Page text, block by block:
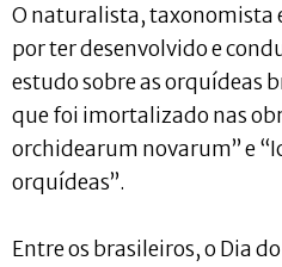
O naturalista, taxonomista
por ter desenvolvido e
estudo sobre as orquídeas
que foi imortalizado nas
orchidearum novarum” e
orquídeas”.
Entre os brasileiros, o Dia